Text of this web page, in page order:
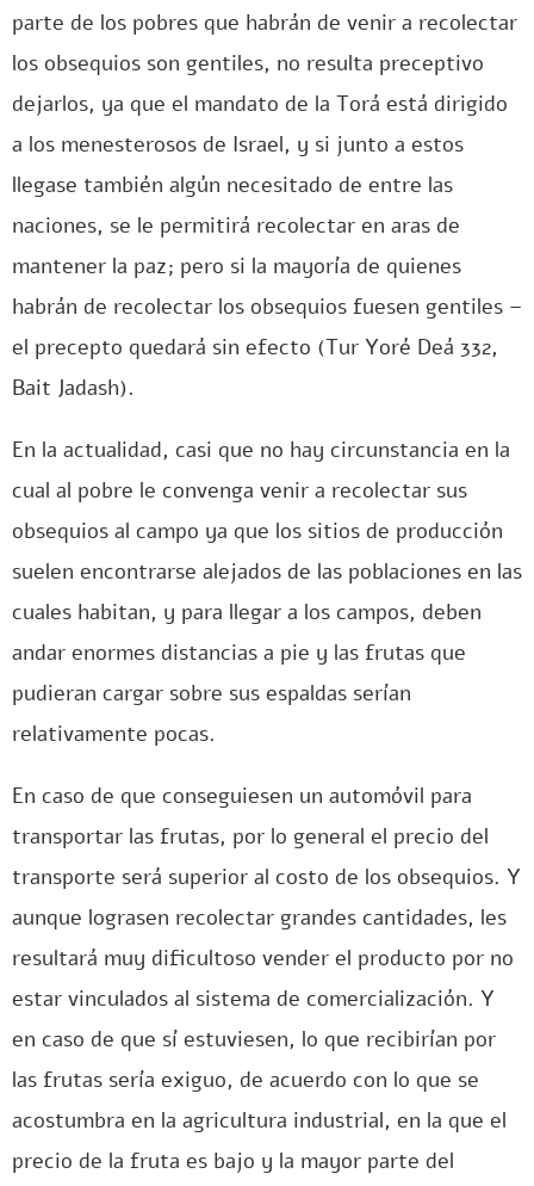
parte de los pobres que habrán de venir a recolectar
los obsequios son gentiles, no resulta preceptivo
dejarlos, ya que el mandato de la Torá está dirigido
a los menesterosos de Israel, y si junto a estos
llegase también algún necesitado de entre las
naciones, se le permitirá recolectar en aras de
mantener la paz; pero si la mayoría de quienes
habrán de recolectar los obsequios fuesen gentiles –
el precepto quedará sin efecto (Tur Yoré Deá 332,
Bait Jadash).
En la actualidad, casi que no hay circunstancia en la
cual al pobre le convenga venir a recolectar sus
obsequios al campo ya que los sitios de producción
suelen encontrarse alejados de las poblaciones en las
cuales habitan, y para llegar a los campos, deben
andar enormes distancias a pie y las frutas que
pudieran cargar sobre sus espaldas serían
relativamente pocas.
En caso de que conseguiesen un automóvil para
transportar las frutas, por lo general el precio del
transporte será superior al costo de los obsequios. Y
aunque lograsen recolectar grandes cantidades, les
resultará muy dificultoso vender el producto por no
estar vinculados al sistema de comercialización. Y
en caso de que sí estuviesen, lo que recibirían por
las frutas sería exiguo, de acuerdo con lo que se
acostumbra en la agricultura industrial, en la que el
precio de la fruta es bajo y la mayor parte del